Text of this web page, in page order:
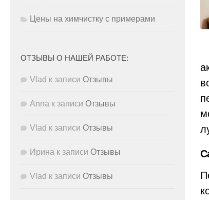
Цены на химчистку с примерами
ОТЗЫВЫ О НАШЕЙ РАБОТЕ:
Vlad к записи Отзывы
Anna к записи Отзывы
Vlad к записи Отзывы
Ирина к записи Отзывы
Vlad к записи Отзывы